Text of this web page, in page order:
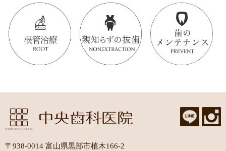
〒938-0014 富山県黒部市植木166-2